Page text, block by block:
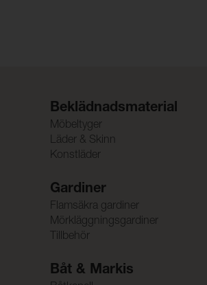
Beklädnadsmaterial
Möbeltyger
Läder & Skinn
Konstläder
Gardiner
Flamsäkra gardiner
Mörkläggningsgardiner
Tillbehör
Båt & Markis